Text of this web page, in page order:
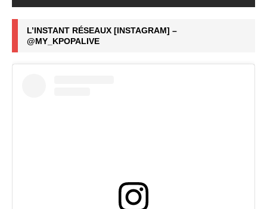
L’INSTANT RÉSEAUX [INSTAGRAM] –
@MY_KPOPALIVE